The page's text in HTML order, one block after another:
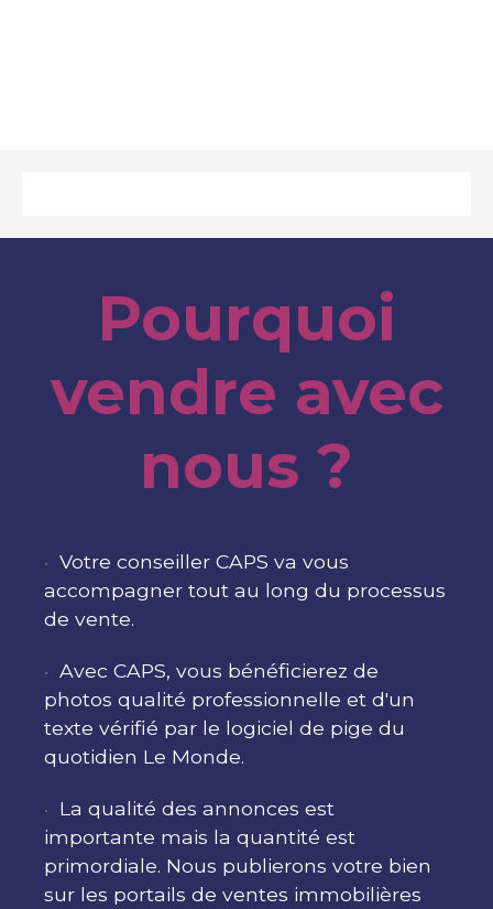
Pourquoi
vendre avec
nous ?
Votre conseiller CAPS va vous
accompagner tout au long du processus
de vente.
Avec CAPS, vous bénéficierez de
photos qualité professionnelle et d'un
texte vérifié par le logiciel de pige du
quotidien Le Monde.
La qualité des annonces est
importante mais la quantité est
primordiale. Nous publierons votre bien
sur les portails de ventes immobilières